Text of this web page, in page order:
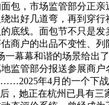
包，市场监管部分正
出好几道弯，再到穿
底线。面包节不只是
商户的出品不变性、
幕幕和谐的场景给出
监管部分报送参展商
年4月的一个下
，她正在杭州已具有